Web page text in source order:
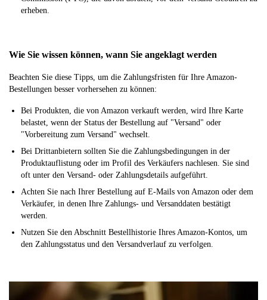
erheben.
Wie Sie wissen können, wann Sie angeklagt werden
Beachten Sie diese Tipps, um die Zahlungsfristen für Ihre Amazon-
Bestellungen besser vorhersehen zu können:
Bei Produkten, die von Amazon verkauft werden, wird Ihre Karte
belastet, wenn der Status der Bestellung auf "Versand" oder
"Vorbereitung zum Versand" wechselt.
Bei Drittanbietern sollten Sie die Zahlungsbedingungen in der
Produktauflistung oder im Profil des Verkäufers nachlesen. Sie sind
oft unter den Versand- oder Zahlungsdetails aufgeführt.
Achten Sie nach Ihrer Bestellung auf E-Mails von Amazon oder dem
Verkäufer, in denen Ihre Zahlungs- und Versanddaten bestätigt
werden.
Nutzen Sie den Abschnitt Bestellhistorie Ihres Amazon-Kontos, um
den Zahlungsstatus und den Versandverlauf zu verfolgen.